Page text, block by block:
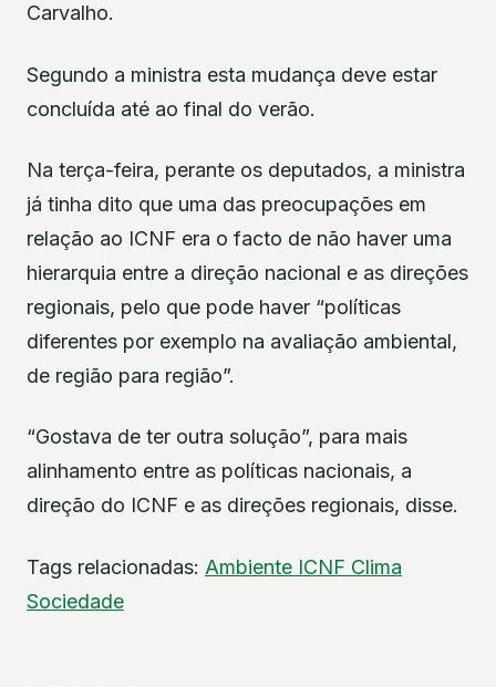
Carvalho.
Segundo a ministra esta mudança deve estar
concluída até ao final do verão.
Na terça-feira, perante os deputados, a ministra
já tinha dito que uma das preocupações em
relação ao ICNF era o facto de não haver uma
hierarquia entre a direção nacional e as direções
regionais, pelo que pode haver “políticas
diferentes por exemplo na avaliação ambiental,
de região para região”.
“Gostava de ter outra solução”, para mais
alinhamento entre as políticas nacionais, a
direção do ICNF e as direções regionais, disse.
Tags relacionadas: Ambiente ICNF Clima
Sociedade